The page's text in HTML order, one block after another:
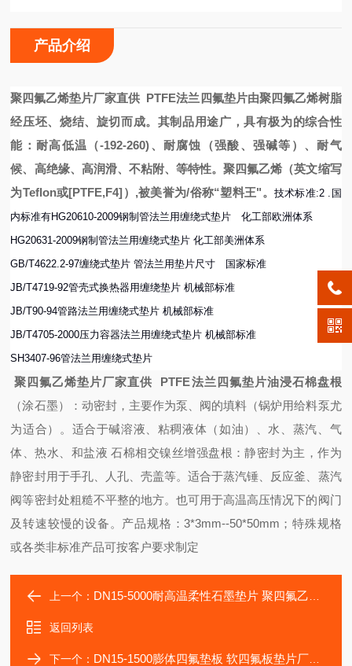
产品介绍
聚四氟乙烯垫片厂家直供 PTFE法兰四氟垫片由聚四氟乙烯树脂
经压坯、烧结、旋切而成。其制品用途广，具有极为的综合性
能：耐高低温（-192-260)、耐腐蚀（强酸、强碱等）、耐气
候、高绝缘、高润滑、不粘附、等特性。聚四氟乙烯（英文缩写
为Teflon或[PTFE,F4]）,被美誉为/俗称“塑料王"。 技术标准:2 .国
内标准有HG20610-2009钢制管法兰用缠绕式垫片 化工部欧洲体系
HG20631-2009钢制管法兰用缠绕式垫片 化工部美洲体系
GB/T4622.2-97缠绕式垫片 管法兰用垫片尺寸 国家标准
JB/T4719-92管壳式换热器用缠绕垫片 机械部标准
JB/T90-94管路法兰用缠绕式垫片 机械部标准
JB/T4705-2000压力容器法兰用缠绕式垫片 机械部标准
SH3407-96管法兰用缠绕式垫片
聚四氟乙烯垫片厂家直供 PTFE法兰四氟垫片油浸石棉盘根
（涂石墨）：动密封，主要作为泵、阀的填料（锅炉用给料泵尤
为适合）。适合于碱溶液、粘稠液体（如油）、水、蒸汽、气
体、热水、和盐液 石棉相交镍丝增强盘根：静密封为主，作为
静密封用于手孔、人孔、壳盖等。适合于蒸汽锤、反应釜、蒸汽
阀等密封处粗糙不平整的地方。也可用于高温高压情况下的阀门
及转速较慢的设备。产品规格：3*3mm--50*50mm；特殊规格
或各类非标准产品可按客户要求制定
上一个： DN15-5000耐高温柔性石墨垫片 聚四氟乙烯片
返回列表
下一个： DN15-1500膨体四氟垫板 软四氟板垫片厂家报价